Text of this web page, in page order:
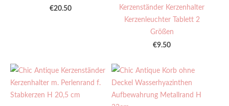
€20.50
Kerzenständer Kerzenhalter
Kerzenleuchter Tablett 2
Größen
€9.50